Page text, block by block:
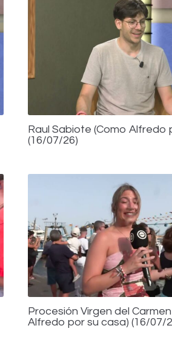
Raul Sabiote (Como Alfredo
(16/07/26)
Procesión Virgen del
Alfredo por su casa) (16/07/